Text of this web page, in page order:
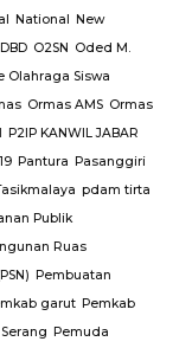
National New
O2SN Oded M.
Olahraga Siswa
Ormas AMS Ormas
P2IP KANWIL JABAR
Pantura Pasanggiri
pdam tirta
Publik
Ruas
Pembuatan
garut Pemkab
Pemuda